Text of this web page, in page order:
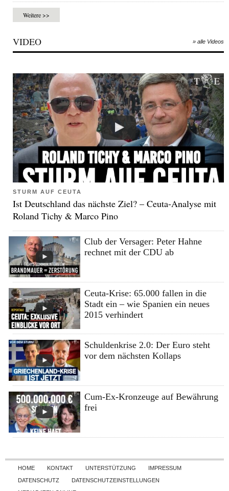
Weitere >>
VIDEO » alle Videos
STURM AUF CEUTA
Ist Deutschland das nächste Ziel? – Ceuta-Analyse mit
Roland Tichy & Marco Pino
Club der Versager: Peter Hahne
rechnet mit der CDU ab
Ceuta-Krise: 65.000 fallen in die
Stadt ein – wie Spanien ein neues
2015 verhindert
Schuldenkrise 2.0: Der Euro steht
vor dem nächsten Kollaps
Cum-Ex-Kronzeuge auf Bewährung
frei
Skip to content
HOME KONTAKT UNTERSTÜTZUNG
IMPRESSUM
DATENSCHUTZ
DATENSCHUTZEINSTELLUNGEN